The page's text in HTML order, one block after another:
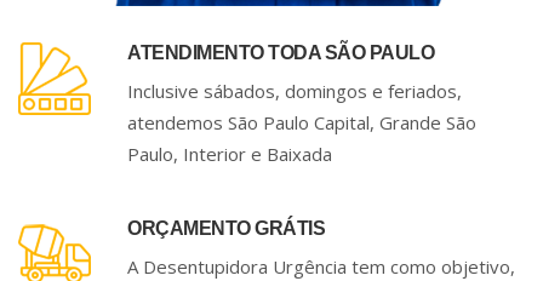
ATENDIMENTO TODA SÃO PAULO
Inclusive sábados, domingos e feriados,
atendemos São Paulo Capital, Grande São
Paulo, Interior e Baixada
ORÇAMENTO GRÁTIS
A Desentupidora Urgência tem como objetivo,